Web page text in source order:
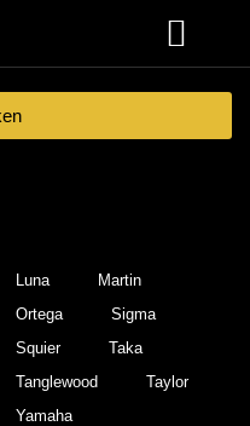
Luna
Martin
Ortega
Sigma
Squier
Taka
Tanglewood
Taylor
Yamaha